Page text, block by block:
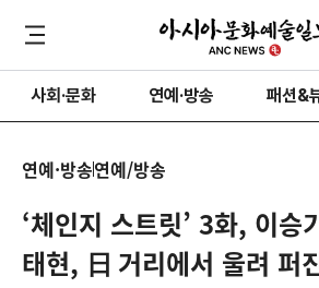
사회·문화 연예·방송 패션&
연예·방송연예/방송
‘체인지 스트릿’ 3화, 이승
태현, 日 거리에서 울려 퍼